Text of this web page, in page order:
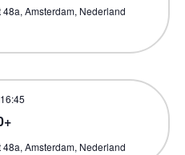
48a, Amsterdam, Nederland
16:45
48a, Amsterdam, Nederland